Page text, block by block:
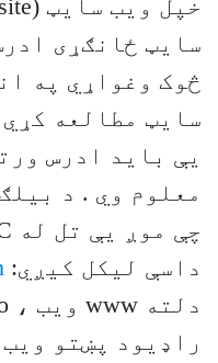
سايټ ځانګړی
څوک وغواړي په
سايټ مطالعه
يې بايد ادرس
معلوم وي . د
داسې ليکل کيږي:
راډيود پښتو